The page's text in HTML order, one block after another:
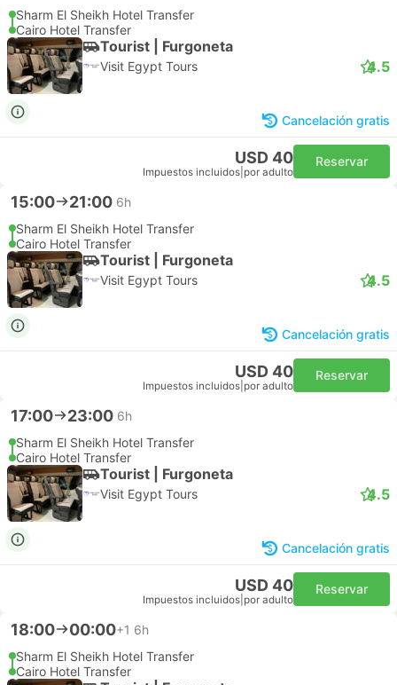
Sharm El Sheikh Hotel Transfer
Cairo Hotel Transfer
Tourist | Furgoneta
Visit Egypt Tours 4.5
Cancelación gratis
USD 40
Impuestos incluidos por adulto
Reservar
15:00 21:00 6h
Sharm El Sheikh Hotel Transfer
Cairo Hotel Transfer
Tourist | Furgoneta
Visit Egypt Tours 4.5
Cancelación gratis
USD 40
Impuestos incluidos por adulto
Reservar
17:00 23:00 6h
Sharm El Sheikh Hotel Transfer
Cairo Hotel Transfer
Tourist | Furgoneta
Visit Egypt Tours 4.5
Cancelación gratis
USD 40
Impuestos incluidos por adulto
Reservar
18:00 00:00+1 6h
Sharm El Sheikh Hotel Transfer
Cairo Hotel Transfer